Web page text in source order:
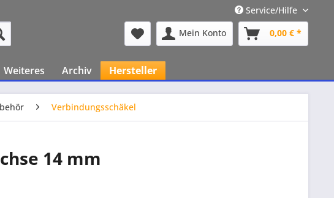
Service/Hilfe
Mein Konto
0,00 € *
Weiteres Archiv Hersteller
Verbindungsschäkel
14 mm